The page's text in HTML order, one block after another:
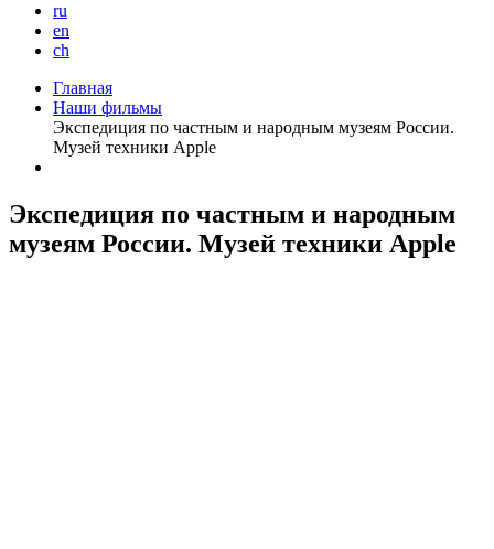
ru
en
ch
Главная
Наши фильмы
Экспедиция по частным и народным музеям России.
Музей техники Apple
Экспедиция по частным и народным
музеям России. Музей техники Apple